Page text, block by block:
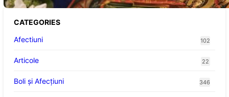
CATEGORIES
Afectiuni
102
Articole 22
Boli și Afecțiuni 346